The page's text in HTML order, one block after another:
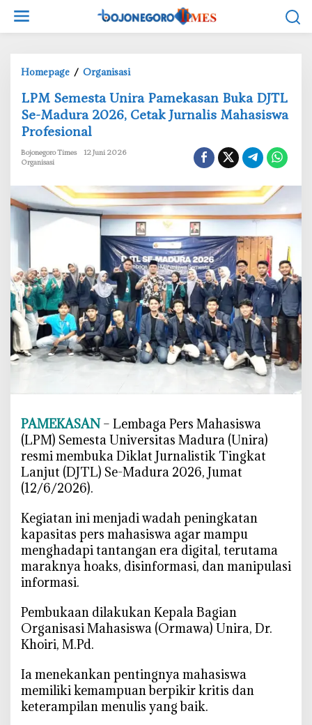
w
Homepage / Organisasi
P
M
s
t
a
U
n
i
r
a
P
a
m
e
a
n
B
u
D
J
T
L
-
M
u
r
a
‎LPM Semesta Unira Pamekasan Buka DJTL
Se-Madura 2026, Cetak Jurnalis Mahasiswa
Profesional
Bojonegoro Times
12 Juni 2026
Organisasi
PAMEKASAN– Lembaga Pers Mahasiswa
(LPM) Semesta Universitas Madura (Unira)
resmi membuka Diklat Jurnalistik Tingkat
Lanjut (DJTL) Se-Madura 2026, Jumat
(12/6/2026).
‎Kegiatan ini menjadi wadah peningkatan
kapasitas pers mahasiswa agar mampu
menghadapi tantangan era digital, terutama
maraknya hoaks, disinformasi, dan manipulasi
informasi.
‎Pembukaan dilakukan Kepala Bagian
Organisasi Mahasiswa (Ormawa) Unira, Dr.
Khoiri, M.Pd.
‎Ia menekankan pentingnya mahasiswa
memiliki kemampuan berpikir kritis dan
keterampilan menulis yang baik.